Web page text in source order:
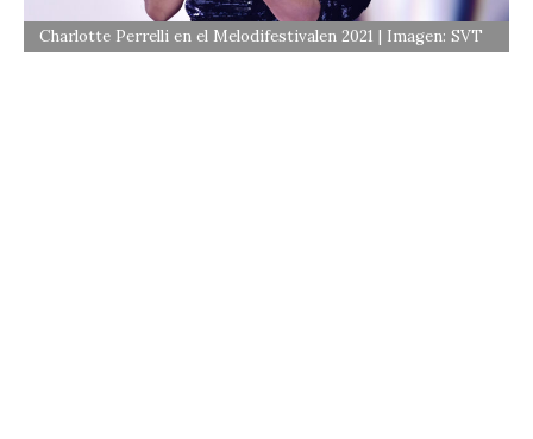
Charlotte Perrelli en el Melodifestivalen 2021 | Imagen: SVT